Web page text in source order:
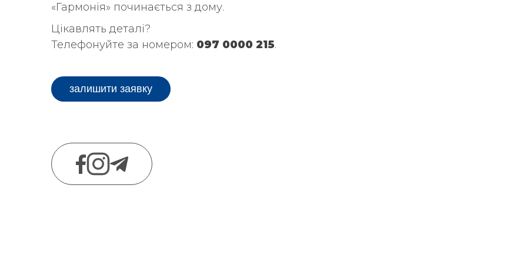
«Гармонія» починається з дому.
Цікавлять деталі?
Телефонуйте за номером: 097 0000 215.
залишити заявку